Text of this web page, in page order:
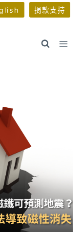
捐款支持